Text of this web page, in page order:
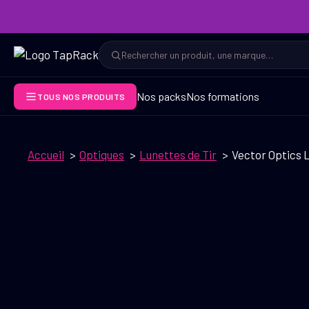
Rechercher
Rechercher
TOUS NOS PRODUITS Nos packsNos formations
Accueil Optiques Lunettes de Tir Vector Optics